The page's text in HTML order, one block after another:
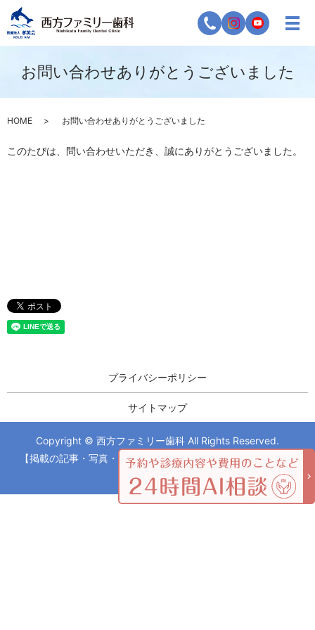
お問い合わせありがとうございました
HOME お問い合わせありがとうございました
このたびは、問い合わせいただき、誠にありがとうございました。
プライバシーポリシー
サイトマップ
Copyright © 西方ファミリー歯科 All Rights Reserved.
【掲載の記事・写真・イラストなどの無断複写・転載を禁じま
す】